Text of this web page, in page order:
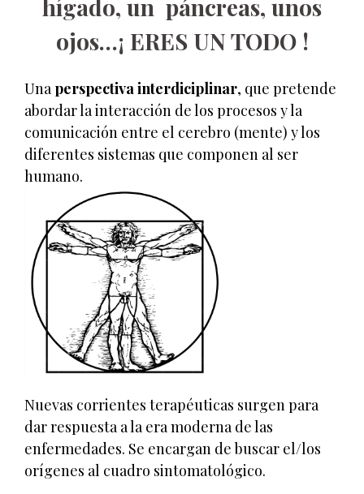
hígado, un páncreas, unos
ojos…¡ ERES UN TODO !
Unaperspectiva interdiciplinar, que pretende
abordar la interacción de los procesos y la
comunicación entre el cerebro (mente) y los
diferentes sistemas que componen al ser
humano.
Nuevas corrientes terapéuticas surgen para
dar respuesta a la era moderna de las
enfermedades. Se encargan de buscar el/los
orígenes al cuadro sintomatológico.